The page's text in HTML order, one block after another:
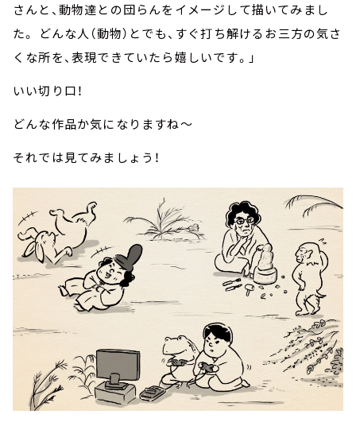
さんと、動物達との団らんをイメージして描いてみまし
た。 どんな人（動物）とでも、すぐ打ち解けるお三方の気さ
くな所を、表現できていたら嬉しいです。」
いい切り口！
どんな作品か気になりますね～
それでは見てみましょう！